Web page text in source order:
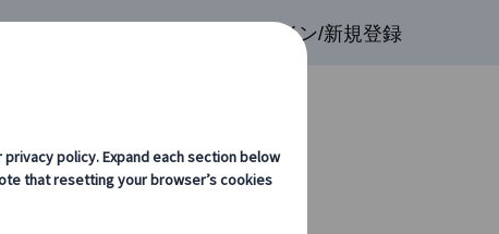
ログイン/新規登録